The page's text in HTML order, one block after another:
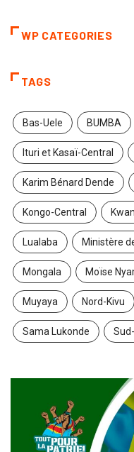
WP CATEGORIES
TAGS
Bas-Uele BUMBA
Ituri et Kasaï-Central
Karim Bénard Dende
Kongo-Central
Lualaba Ministère
Mongala Moïse
Muyaya Nord-Kivu
Sama Lukonde